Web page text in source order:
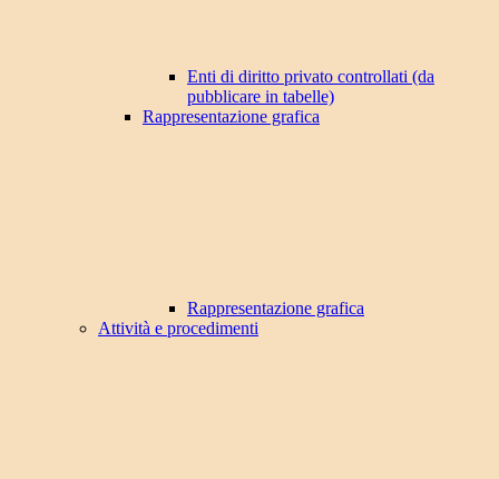
Enti di diritto privato controllati (da
pubblicare in tabelle)
Rappresentazione grafica
Rappresentazione grafica
Attività e procedimenti